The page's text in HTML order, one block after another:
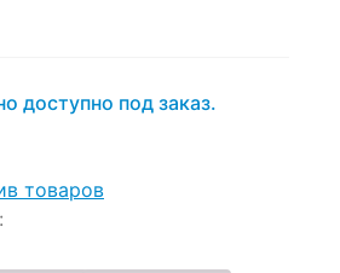
доступно под заказ.
товаров